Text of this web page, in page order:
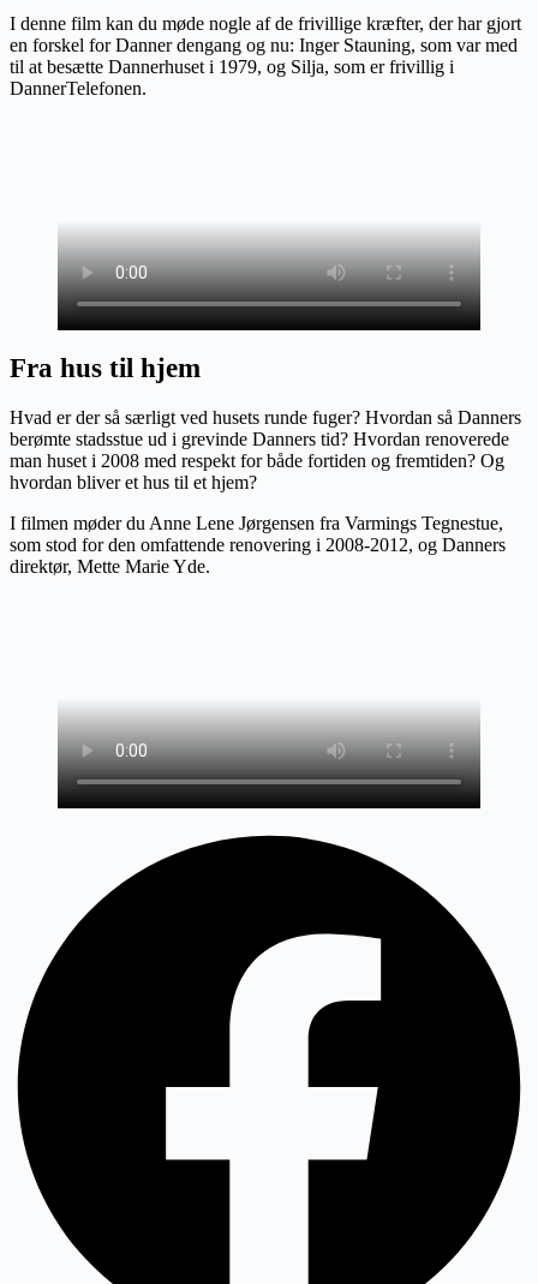
I denne film kan du møde nogle af de frivillige kræfter, der har gjort
en forskel for Danner dengang og nu: Inger Stauning, som var med
til at besætte Dannerhuset i 1979, og Silja, som er frivillig i
DannerTelefonen.
Fra hus til hjem
Hvad er der så særligt ved husets runde fuger? Hvordan så Danners
berømte stadsstue ud i grevinde Danners tid? Hvordan renoverede
man huset i 2008 med respekt for både fortiden og fremtiden? Og
hvordan bliver et hus til et hjem?
I filmen møder du Anne Lene Jørgensen fra Varmings Tegnestue,
som stod for den omfattende renovering i 2008-2012, og Danners
direktør, Mette Marie Yde.